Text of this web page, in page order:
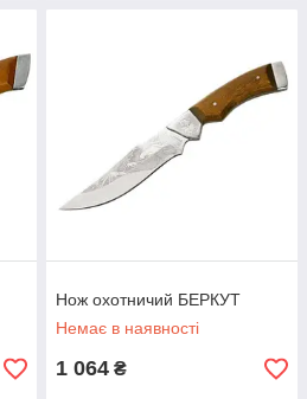
Нож охотничий БЕРКУТ
Немає в наявності
1 064 ₴